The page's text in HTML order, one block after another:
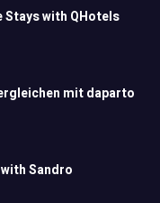
with QHotels
mit daparto
Sandro